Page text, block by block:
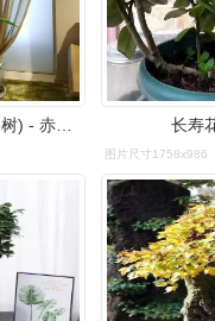
长寿树图片(家里有棵树) - 赤虎壹号 长寿
图片尺寸1758x986